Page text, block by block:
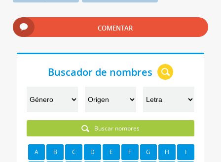
COMENTAR
Buscador de nombres
Buscar nombres
A B C D E F G H I